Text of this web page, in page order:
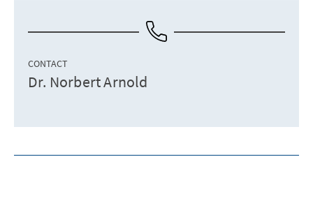
CONTACT
Dr. Norbert Arnold